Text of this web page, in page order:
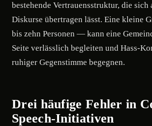
bestehende Vertrauensstruktur, die sich
Diskurse übertragen lässt. Eine kleine
bis zehn Personen — kann eine
Seite verlässlich begleiten und Hass-
ruhiger Gegenstimme begegnen.
Drei häufige Fehler in
Speech-Initiativen